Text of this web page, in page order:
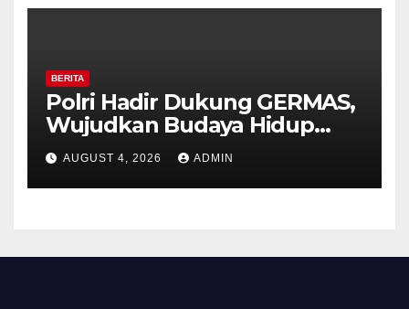
BERITA
Polri Hadir Dukung GERMAS,
Wujudkan Budaya Hidup
Sehat di Kecamatan Pabelan
AUGUST 4, 2026 ADMIN